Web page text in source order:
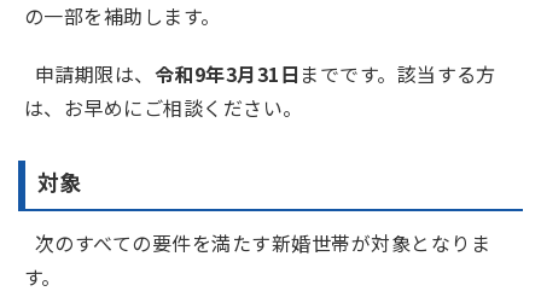
の一部を補助します。
申請期限は、 令和9年3月31日 までです。該当する方
は、お早めにご相談ください。
対象
次のすべての要件を満たす新婚世帯が対象となりま
す。